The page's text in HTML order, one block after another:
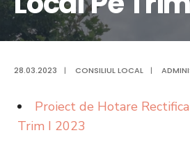
28.03.2023 | CONSILIUL LOCAL |
Proiect de Hotare
Trim I 2023